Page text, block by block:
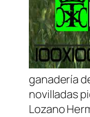
ganadería
novilladas
Lozano